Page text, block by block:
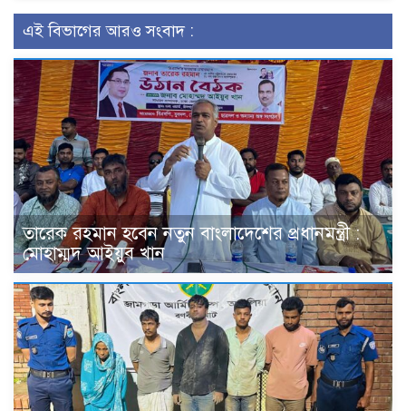
এই বিভাগের আরও সংবাদ :
তারেক রহমান হবেন নতুন বাংলাদেশের প্রধানমন্ত্রী :
মোহাম্মদ আইয়ুব খান